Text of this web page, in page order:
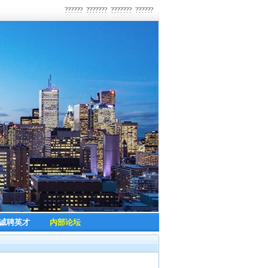
?????? ??????? ??????? ??????
聘英才 内部论坛